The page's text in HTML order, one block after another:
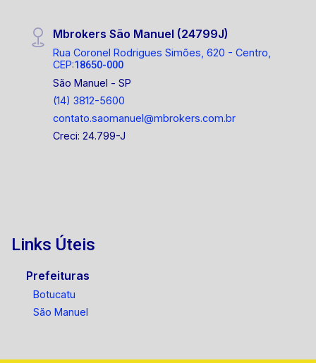
Mbrokers São Manuel (24799J)
Rua Coronel Rodrigues Simões, 620 - Centro,
CEP:18650-000
São Manuel - SP
(14) 3812-5600
contato.saomanuel@mbrokers.com.br
Creci: 24.799-J
Links Úteis
Prefeituras
Botucatu
São Manuel